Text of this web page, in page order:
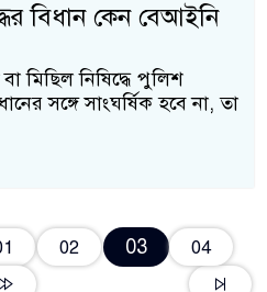
বিধান কেন বেআইনি
মিছিল নিষিদ্ধে পুলিশ
সঙ্গে সাংঘর্ষিক হবে না, তা
02 03 04